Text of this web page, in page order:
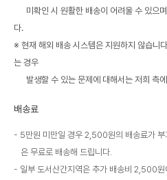
미확인 시 원활한 배송이 어려울 수 있으며
다.
※ 현재 해외 배송 시스템은 지원하지 않습니
는 경우
발생할 수 있는 문제에 대해서는 저희 측
배송료
5만원 미만일 경우 2,500원의 배송료가
은 무료로 배송해 드립니다.
일부 도서산간지역은 추가 배송비 2,500원